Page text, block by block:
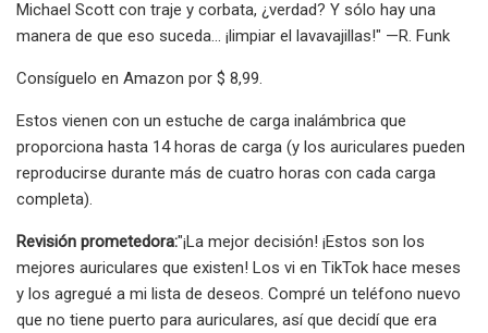
Michael Scott con traje y corbata, ¿verdad? Y sólo hay una
manera de que eso suceda... ¡limpiar el lavavajillas!" —R. Funk
Consíguelo en Amazon por $ 8,99.
Estos vienen con un estuche de carga inalámbrica que
proporciona hasta 14 horas de carga (y los auriculares pueden
reproducirse durante más de cuatro horas con cada carga
completa).
Revisión prometedora:"¡La mejor decisión! ¡Estos son los
mejores auriculares que existen! Los vi en TikTok hace meses
y los agregué a mi lista de deseos. Compré un teléfono nuevo
que no tiene puerto para auriculares, así que decidí que era